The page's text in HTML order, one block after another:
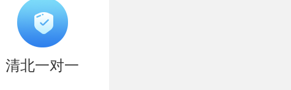
子量身打
营、清北
北全年营
清北一对一